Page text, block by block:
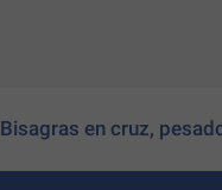
Bisagras en cruz,